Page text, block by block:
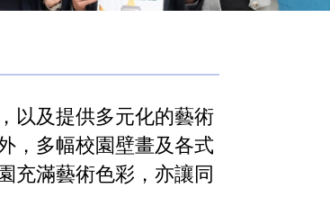
以及提供多元化的藝術
，多幅校園壁畫及各式
充滿藝術色彩，亦讓同